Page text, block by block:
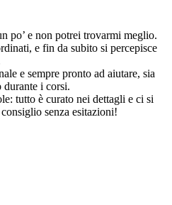
po’ e non potrei trovarmi meglio.
e fin da subito si percepisce
e sempre pronto ad aiutare, sia
durante i corsi.
tutto è curato nei dettagli e ci si
senza esitazioni!